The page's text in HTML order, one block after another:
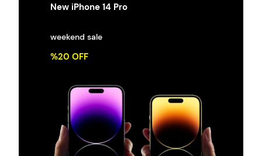
New iPhone 14 Pro
weekend sale
%20 OFF